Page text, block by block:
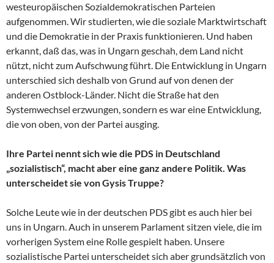
westeuropäischen Sozialdemokratischen Parteien
aufgenommen. Wir studierten, wie die soziale Marktwirtschaft
und die Demokratie in der Praxis funktionieren. Und haben
erkannt, daß das, was in Ungarn geschah, dem Land nicht
nützt, nicht zum Aufschwung führt. Die Entwicklung in Ungarn
unterschied sich deshalb von Grund auf von denen der
anderen Ostblock-Länder. Nicht die Straße hat den
Systemwechsel erzwungen, sondern es war eine Entwicklung,
die von oben, von der Partei ausging.
Ihre Partei nennt sich wie die PDS in Deutschland
„sozialistisch“, macht aber eine ganz andere Politik. Was
unterscheidet sie von Gysis Truppe?
Solche Leute wie in der deutschen PDS gibt es auch hier bei
uns in Ungarn. Auch in unserem Parlament sitzen viele, die im
vorherigen System eine Rolle gespielt haben. Unsere
sozialistische Partei unterscheidet sich aber grundsätzlich von